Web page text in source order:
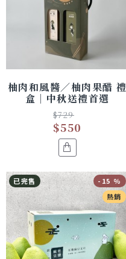
柚肉和風醬／柚肉果醋 禮
盒｜中秋送禮首選
$550
$729
熱銷
-15 %
已完售